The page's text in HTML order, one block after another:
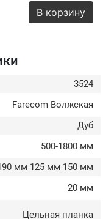
В корзину
3524
Farecom Волжская
Дуб
500-1800 мм
мм 125 мм 150 мм
20 мм
Цельная планка